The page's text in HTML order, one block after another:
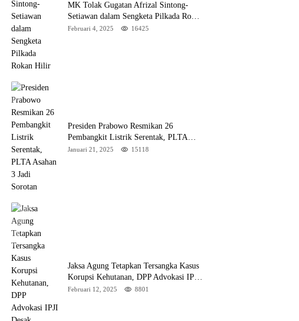
MK Tolak Gugatan Afrizal Sintong-
Setiawan dalam Sengketa Pilkada Rokan
Hilir
Februari 4, 2025 16425
Presiden Prabowo Resmikan 26
Pembangkit Listrik Serentak, PLTA
Asahan 3 Jadi Sorotan
Januari 21, 2025 15118
Jaksa Agung Tetapkan Tersangka Kasus
Korupsi Kehutanan, DPP Advokasi IPJI
Desak Pengusutan Pajak RAPP
Februari 12, 2025 8801